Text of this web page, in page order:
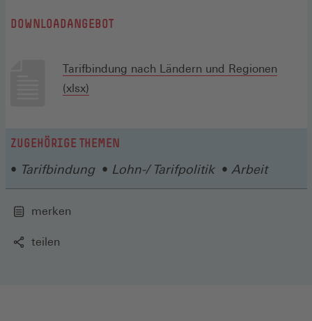
DOWNLOADANGEBOT
Tarifbindung nach Ländern und Regionen
(xlsx)
neuen
Fenster)
ZUGEHÖRIGE THEMEN
Tarifbindung Lohn-/ Tarifpolitik Arbeit
merken
teilen